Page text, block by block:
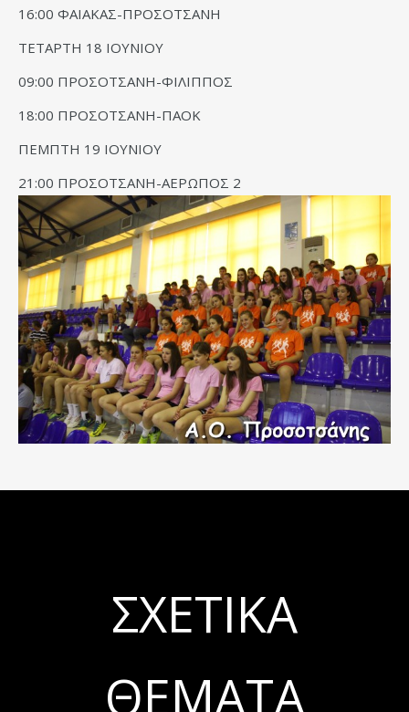
16:00 ΦΑΙΑΚΑΣ-ΠΡΟΣΟΤΣΑΝΗ
ΤΕΤΑΡΤΗ 18 ΙΟΥΝΙΟΥ
09:00 ΠΡΟΣΟΤΣΑΝΗ-ΦΙΛΙΠΠΟΣ
18:00 ΠΡΟΣΟΤΣΑΝΗ-ΠΑΟΚ
ΠΕΜΠΤΗ 19 ΙΟΥΝΙΟΥ
21:00 ΠΡΟΣΟΤΣΑΝΗ-ΑΕΡΩΠΟΣ 2
ΣΧΕΤΙΚΆ
ΘΈΜΑΤΑ